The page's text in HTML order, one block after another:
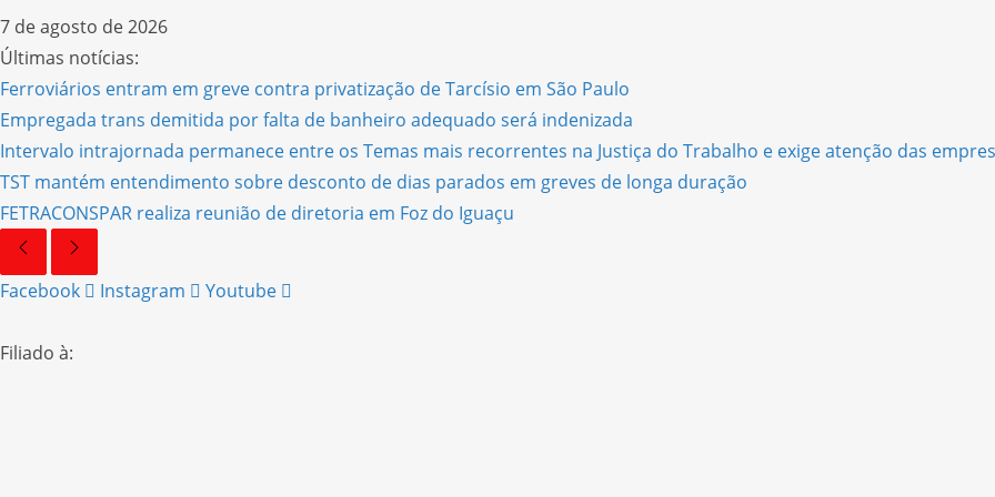
7 de agosto de 2026
Últimas notícias:
Ferroviários entram em greve contra privatização de Tarcísio em São Paulo
Empregada trans demitida por falta de banheiro adequado será indenizada
Intervalo intrajornada permanece entre os Temas mais recorrentes na Justiça do Trabalho e exige atenção das
TST mantém entendimento sobre desconto de dias parados em greves de longa duração
FETRACONSPAR realiza reunião de diretoria em Foz do Iguaçu
Facebook Instagram Youtube
Filiado à: